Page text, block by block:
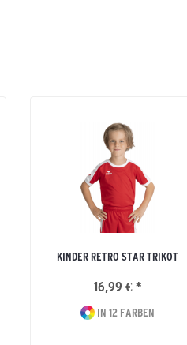
KINDER RETRO STAR TRIKOT
16,99 € *
IN 12 FARBEN